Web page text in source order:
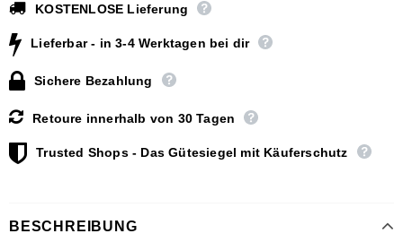
KOSTENLOSE Lieferung
Lieferbar - in 3-4 Werktagen bei dir
Sichere Bezahlung
Retoure innerhalb von 30 Tagen
Trusted Shops - Das Gütesiegel mit Käuferschutz
BESCHREIBUNG